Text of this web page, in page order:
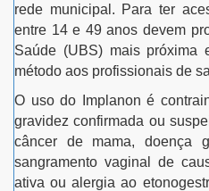
rede municipal. Para ter
entre 14 e 49 anos devem
Saúde (UBS) mais próxima
método aos profissionais de
O uso do Implanon é
gravidez confirmada ou
câncer de mama, doença
sangramento vaginal de
ativa ou alergia ao